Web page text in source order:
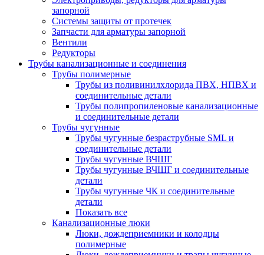
запорной
Системы защиты от протечек
Запчасти для арматуры запорной
Вентили
Редукторы
Трубы канализационные и соединения
Трубы полимерные
Трубы из поливинилхлорида ПВХ, НПВХ и
соединительные детали
Трубы полипропиленовые канализационные
и соединительные детали
Трубы чугунные
Трубы чугунные безраструбные SML и
соединительные детали
Трубы чугунные ВЧШГ
Трубы чугунные ВЧШГ и соединительные
детали
Трубы чугунные ЧК и соединительные
детали
Показать все
Канализационные люки
Люки, дождеприемники и колодцы
полимерные